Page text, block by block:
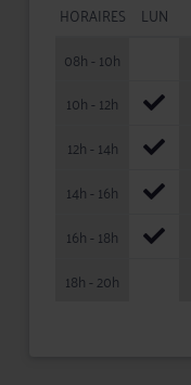
HORAIRES LUN
08h - 10h
10h - 12h
12h - 14h
14h - 16h
16h - 18h
18h - 20h